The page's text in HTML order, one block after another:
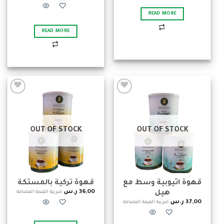
READ MORE
READ MORE
OUT OF STOCK
قهوة اثيوبية وسط مع
هيل
37,00 ر.س ضريبة القيمة المضافة
OUT OF STOCK
قهوة تركية بالمستكة
36,00 ر.س ضريبة القيمة المضافة